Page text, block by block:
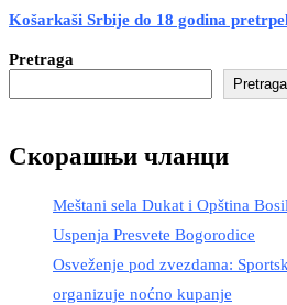
Košarkaši Srbije do 18 godina
Pretraga
Pretraga
Скорашњи чланци
Meštani sela Dukat i Opština
Uspenja Presvete Bogorodice
Osveženje pod zvezdama:
organizuje noćno kupanje